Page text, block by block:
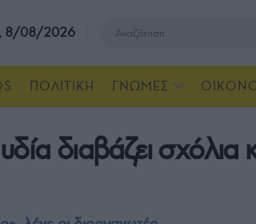
8/08/2026
ΠΟΛΙΤΙΚΗ ΓΝΩΜΕΣ
διαβάζει σχόλια